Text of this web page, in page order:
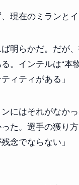
現在のミランと
ば明らかだ。だが
。インテルは“本
ィティがある」
ンにはそれがなか
た。選手の獲り
念でならない」